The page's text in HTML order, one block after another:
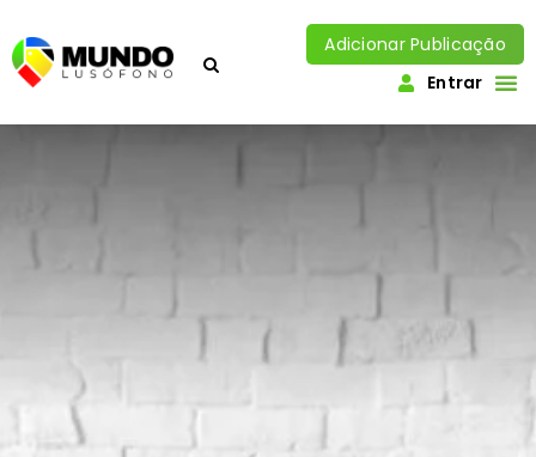
Adicionar Publicação
Entrar